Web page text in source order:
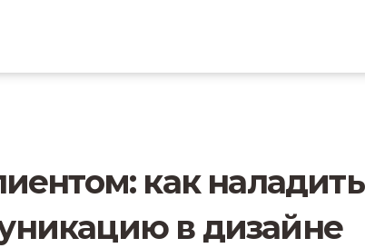
как наладить
в дизайне